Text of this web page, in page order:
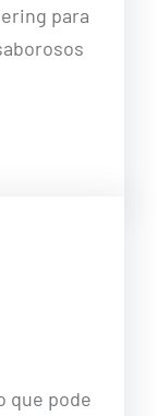
para
que pode